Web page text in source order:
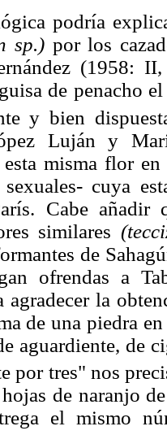
podría
sp.)por los
(1958:
de penacho
y bien
Luján y
misma flor
sexuales- cuya
Cabe añadir
similares
de
ofrendas a
agradecer la
de una piedra
aguardiente, de
por tres" nos
de naranjo
el mismo